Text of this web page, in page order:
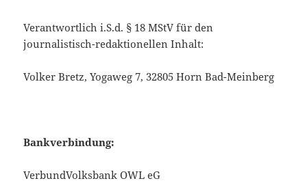
Verantwortlich i.S.d. § 18 MStV für den
journalistisch-redaktionellen Inhalt:
Volker Bretz, Yogaweg 7, 32805 Horn Bad-Meinberg
Bankverbindung:
VerbundVolksbank OWL eG